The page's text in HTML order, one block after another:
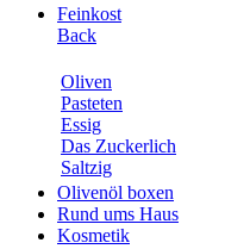
Feinkost
Back
Oliven
Pasteten
Essig
Das Zuckerlich
Saltzig
Olivenöl boxen
Rund ums Haus
Kosmetik